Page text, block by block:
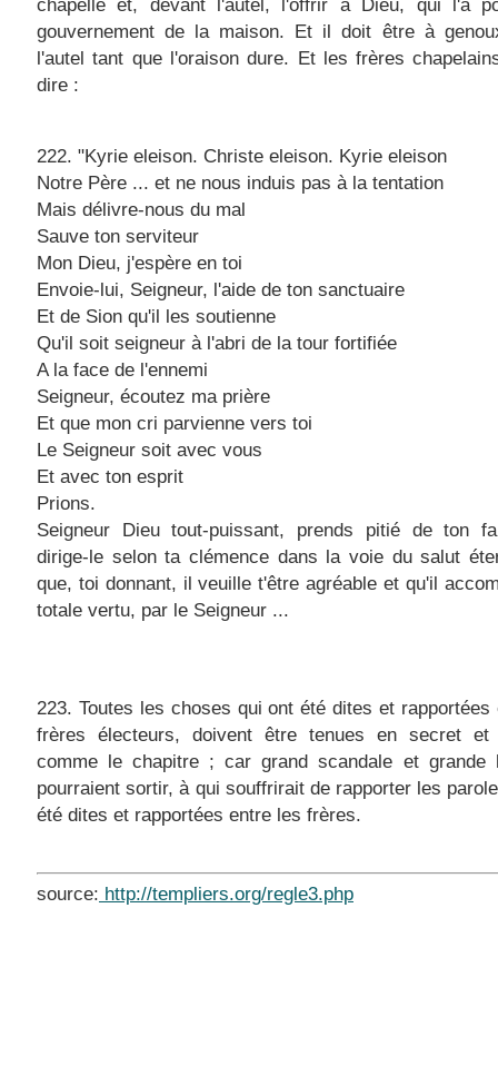
chapelle et, devant l'autel, l'offrir à Dieu, qui l'a
gouvernement de la maison. Et il doit être à
l'autel tant que l'oraison dure. Et les frères
dire :
222. "Kyrie eleison. Christe eleison. Kyrie eleison
Notre Père ... et ne nous induis pas à la tentation
Mais délivre-nous du mal
Sauve ton serviteur
Mon Dieu, j'espère en toi
Envoie-lui, Seigneur, l'aide de ton sanctuaire
Et de Sion qu'il les soutienne
Qu'il soit seigneur à l'abri de la tour fortifiée
A la face de l'ennemi
Seigneur, écoutez ma prière
Et que mon cri parvienne vers toi
Le Seigneur soit avec vous
Et avec ton esprit
Prions.
Seigneur Dieu tout-puissant, prends pitié de ton
dirige-le selon ta clémence dans la voie du salut
que, toi donnant, il veuille t'être agréable et qu'il
totale vertu, par le Seigneur ...
223. Toutes les choses qui ont été dites et rapportées
frères électeurs, doivent être tenues en secret et
comme le chapitre ; car grand scandale et grande
pourraient sortir, à qui souffrirait de rapporter les
été dites et rapportées entre les frères.
source: http://templiers.org/regle3.php